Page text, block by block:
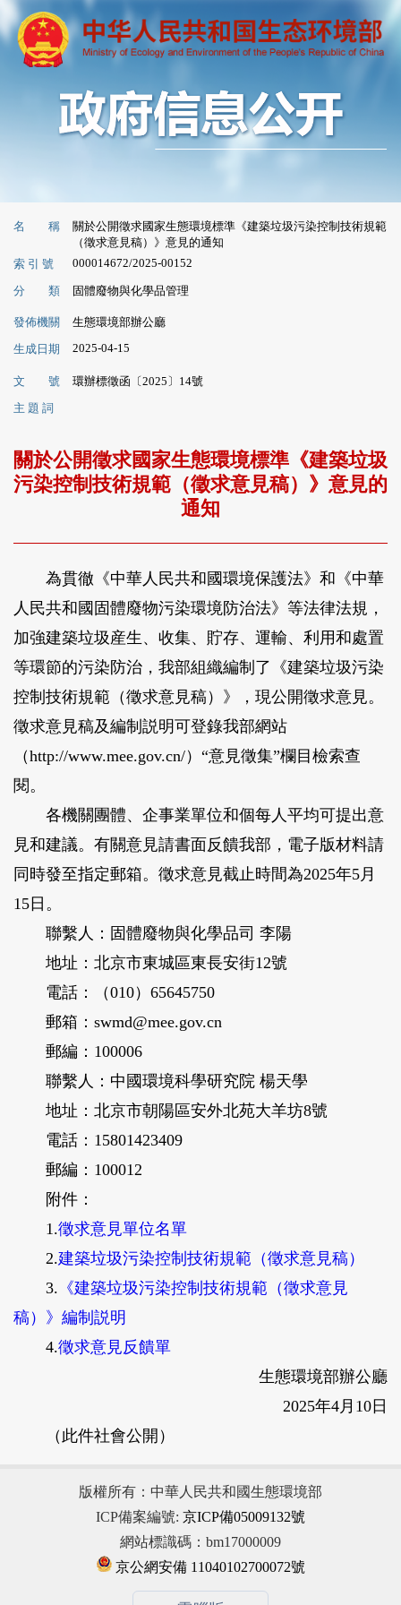
名 稱
關於公開徵求國家生態環境標準《建築垃圾污染控制技術規範
（徵求意見稿）》意見的通知
索 引 號
000014672/2025-00152
分 類 固體廢物與化學品管理
發佈機關
生態環境部辦公廳
生成日期
2025-04-15
文 號
環辦標徵函〔2025〕14號
主 題 詞
關於公開徵求國家生態環境標準《建築垃圾
污染控制技術規範（徵求意見稿）》意見的
通知
為貫徹《中華人民共和國環境保護法》和《中華
人民共和國固體廢物污染環境防治法》等法律法規，
加強建築垃圾産生、收集、貯存、運輸、利用和處置
等環節的污染防治，我部組織編制了《建築垃圾污染
控制技術規範（徵求意見稿）》，現公開徵求意見。
徵求意見稿及編制説明可登錄我部網站
（http://www.mee.gov.cn/）“意見徵集”欄目檢索查
閱。
各機關團體、企事業單位和個每人平均可提出意
見和建議。有關意見請書面反饋我部，電子版材料請
同時發至指定郵箱。徵求意見截止時間為2025年5月
15日。
聯繫人：固體廢物與化學品司 李陽
地址：北京市東城區東長安街12號
電話：（010）65645750
郵箱：swmd@mee.gov.cn
郵編：100006
聯繫人：中國環境科學研究院 楊天學
地址：北京市朝陽區安外北苑大羊坊8號
電話：15801423409
郵編：100012
附件：
1.徵求意見單位名單
2.建築垃圾污染控制技術規範（徵求意見稿）
3. 《建築垃圾污染控制技術規範（徵求意見
稿）》編制説明
4.徵求意見反饋單
生態環境部辦公廳
2025年4月10日
（此件社會公開）
版權所有：中華人民共和國生態環境部
ICP備案編號: 京ICP備05009132號
網站標識碼：bm17000009
京公網安備 11040102700072號